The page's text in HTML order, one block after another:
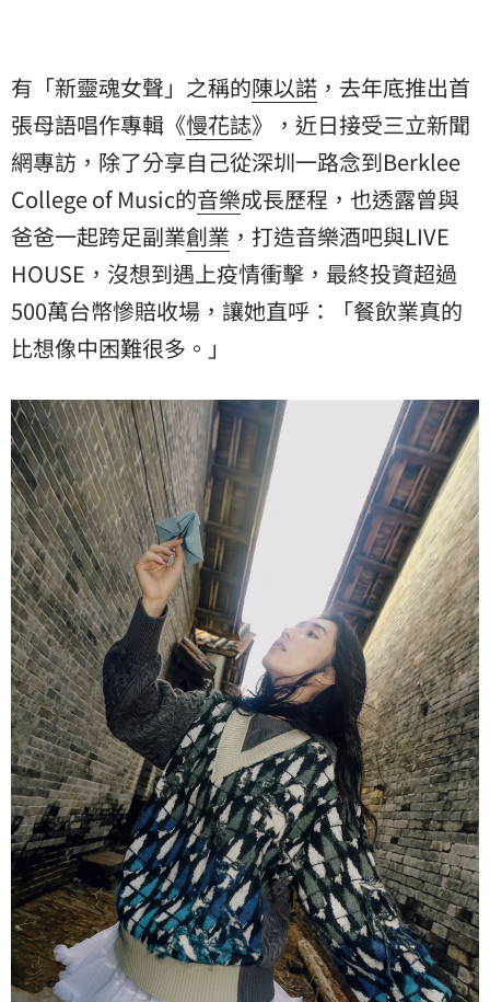
有「新靈魂女聲」之稱的陳以諾 ，去年底推出首
張母語唱作專輯《慢花誌》，近日接受三立新聞
網專訪，除了分享自己從深圳一路念到Berklee
College of Music的音樂成長歷程，也透露曾與
爸爸一起跨足副業創業 ，打造音樂酒吧與LIVE
HOUSE，沒想到遇上疫情衝擊，最終投資超過
500萬台幣慘賠收場，讓她直呼：「餐飲業真的
比想像中困難很多。」